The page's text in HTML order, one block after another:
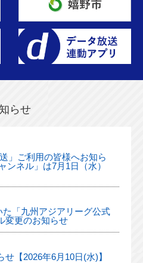
らせ
」ご利用の皆様へお知ら
ンネル」は7月1日（水）
「九州アジアリーグ公式
変更のお知らせ
せ【2026年6月10日(水)】